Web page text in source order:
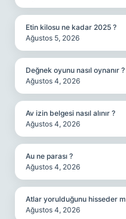
Etin kilosu ne kadar 2025 ?
Ağustos 5, 2026
Değnek oyunu nasıl oynanır ?
Ağustos 4, 2026
Av izin belgesi nasıl alınır ?
Ağustos 4, 2026
Au ne parası ?
Ağustos 4, 2026
Atlar yorulduğunu hisseder
Ağustos 4, 2026